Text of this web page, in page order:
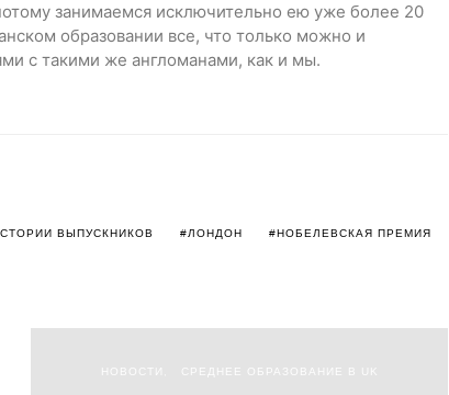
занимаемся исключительно ею уже более 20
образовании все, что только можно и
с такими же англоманами, как и мы.
ВЫПУСКНИКОВ ЛОНДОН НОБЕЛЕВСКАЯ ПРЕМИЯ
НОВОСТИ СРЕДНЕЕ ОБРАЗОВАНИЕ В UK